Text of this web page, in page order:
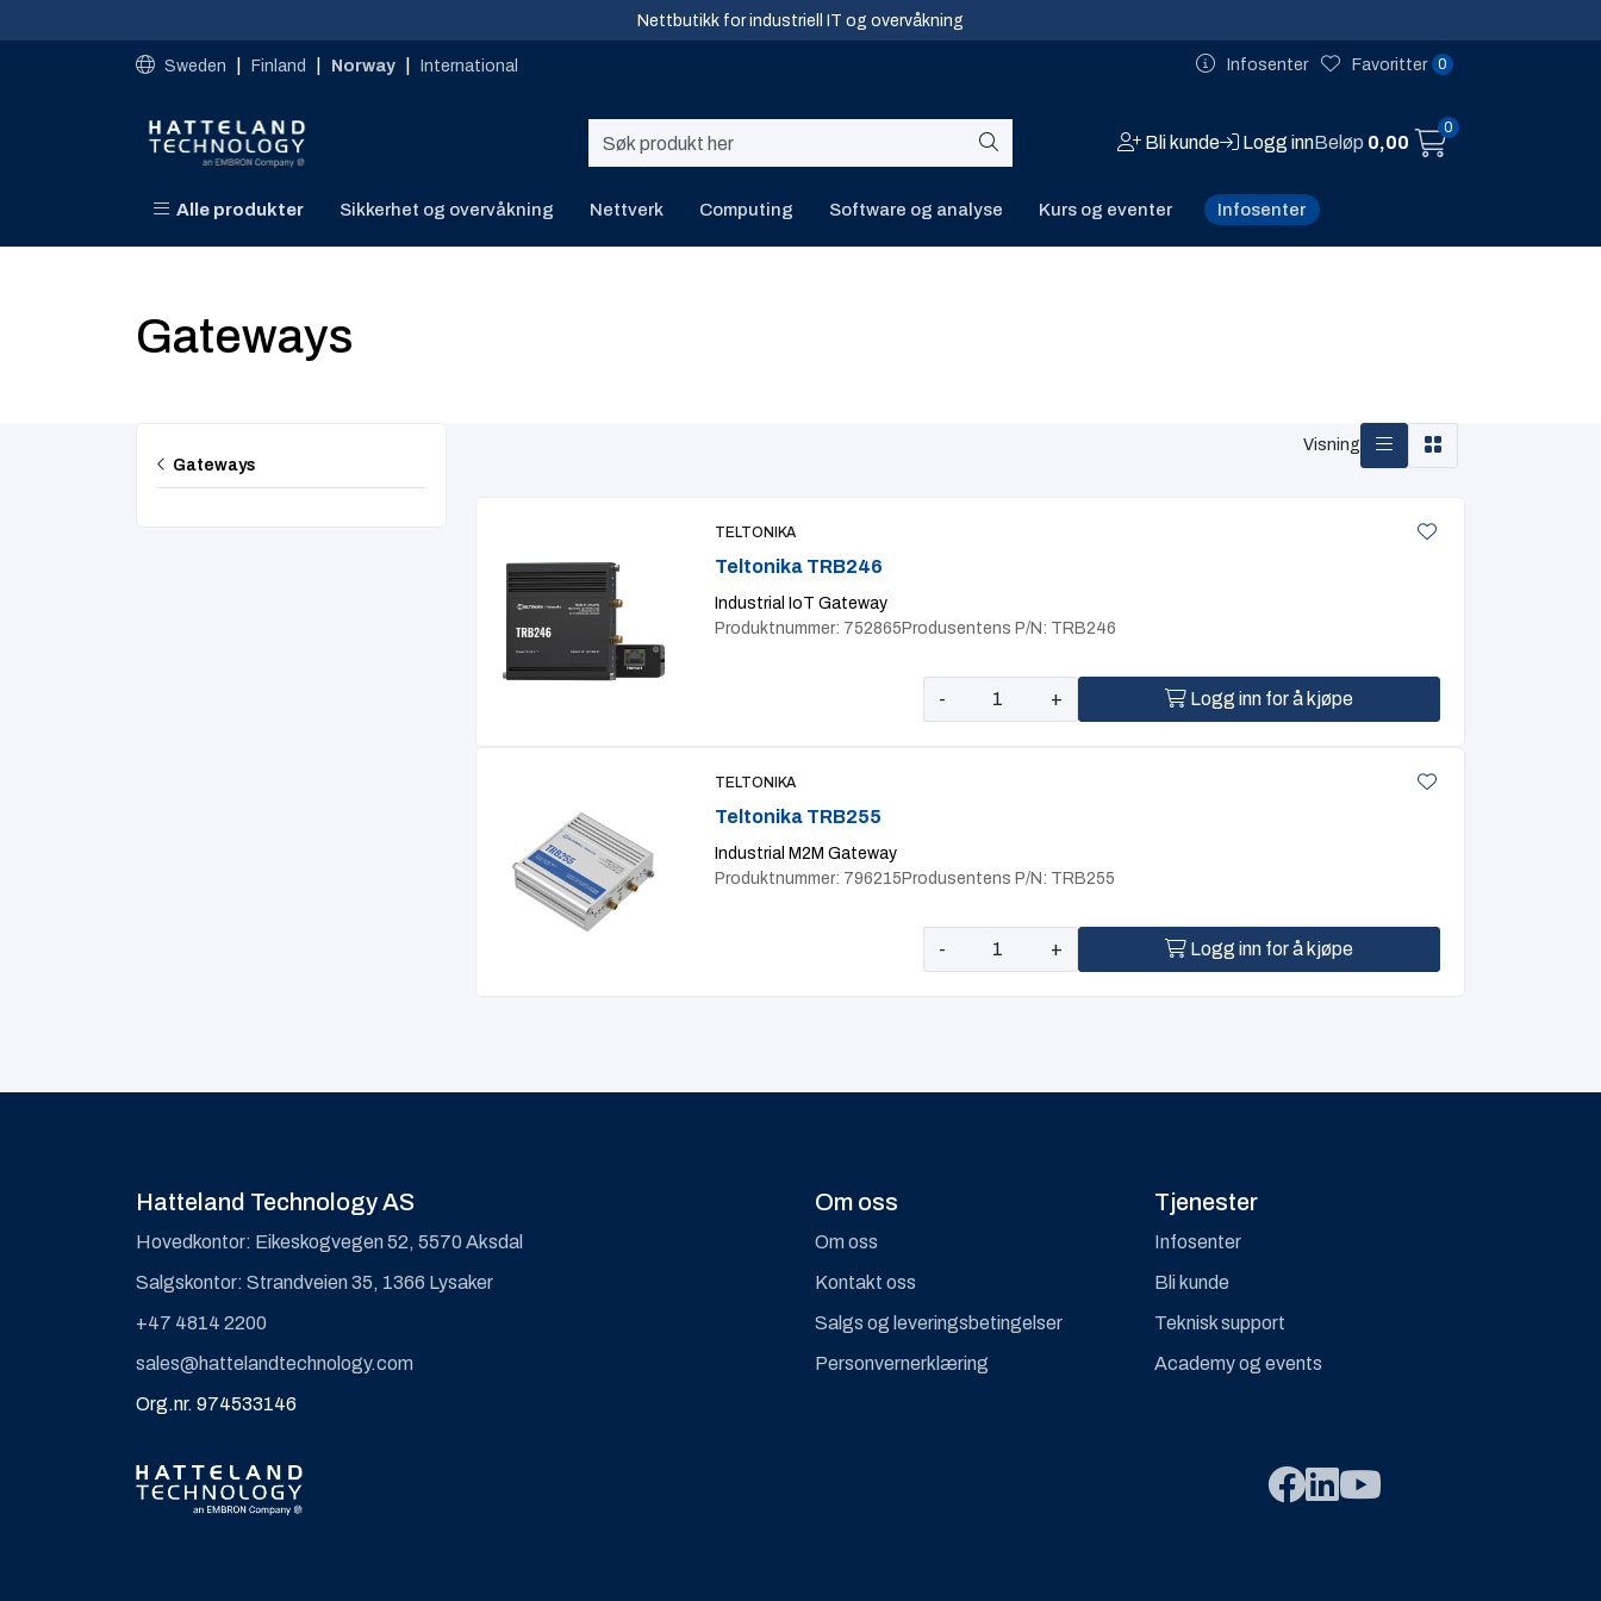
Nettbutikk for industriell IT og overvåkning
Sweden Finland Norway International Infosenter 0
Favoritter
Bli kunde Logg innBeløp 0,00
0
Alle produkter Sikkerhet og overvåkning Nettverk Computing Software og analyse Kurs og eventer Infosenter
Gateways
Visning
TELTONIKA
Teltonika TRB246
Industrial IoT Gateway
Produktnummer: 752865Produsentens P/N: TRB246
- + Logg inn for å kjøpe
TELTONIKA
Teltonika TRB255
Industrial M2M Gateway
Produktnummer: 796215Produsentens P/N: TRB255
- + Logg inn for å kjøpe
Gateways
Hatteland Technology AS
Hovedkontor: Eikeskogvegen 52, 5570 Aksdal
Salgskontor: Strandveien 35, 1366 Lysaker
+47 4814 2200
sales@hattelandtechnology.com
Org.nr. 974533146
Om oss
Om oss
Kontakt oss
Salgs og leveringsbetingelser
Personvernerklæring
Tjenester
Infosenter
Bli kunde
Teknisk support
Academy og events